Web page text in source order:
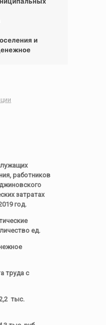
и
работников
затратах
год.
ед.
с